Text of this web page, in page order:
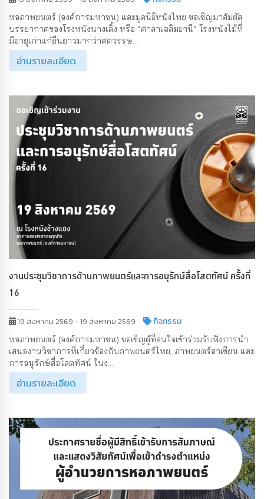
หอภาพยนตร์ (องค์การมหาชน) และมูลนิธิหนังไทย ขอเชิญมาสัมผัส
บรรยากาศของโรงหนังนางเลิ้ง หรือ “ศาลาเฉลิมธานี” โรงหนังไม้ที่
มีอายุเก่าแก่ยืนยาวมากว่าศตวรรษ...
อ่านรายละเอียด
งานประชุมวิชาการด้านภาพยนตร์และการอนุรักษ์สื่อโสตทัศน์ ครั้งที่
16
19 สิงหาคม 2569 - 19 สิงหาคม 2569 กิจกรรม
หอภาพยนตร์ (องค์การมหาชน) ขอเชิญผู้ที่สนใจเข้าร่วมรับฟังการนำ
เสนองานวิชาการที่เกี่ยวข้องกับภาพยนตร์ไทย, ภาพยนตร์อาเซียน และ
การอนุรักษ์สื่อโสตทัศน์ ในง...
อ่านรายละเอียด